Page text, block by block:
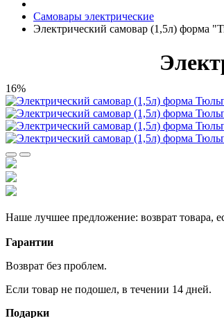
Самовары электрические
Электрический самовар (1,5л) форма
16%
Наше лучшее предложение: возврат товара,
Гарантии
Возврат без проблем.
Если товар не подошел, в течении 14 дней.
Подарки